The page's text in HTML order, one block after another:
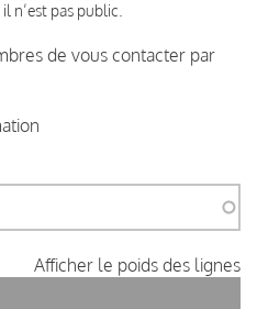
n’est pas public.
de vous contacter par
Afficher le poids des lignes